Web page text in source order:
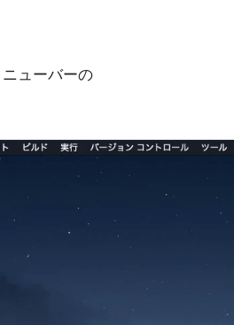
ューバーの